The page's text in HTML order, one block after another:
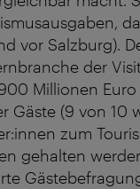
vor Salzburg).
der
Millionen Euro
Gäste (9 von 10
zum
gehalten